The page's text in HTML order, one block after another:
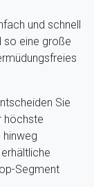
und schnell
so eine große
Sie
höchste
hinweg
Segment